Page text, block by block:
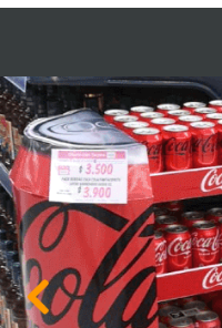
Anterior